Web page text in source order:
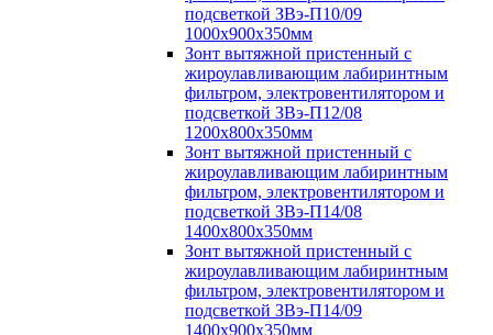
подсветкой ЗВэ-П10/09
1000х900х350мм
Зонт вытяжной пристенный с
жироулавливающим лабиринтным
фильтром, электровентилятором и
подсветкой ЗВэ-П12/08
1200х800х350мм
Зонт вытяжной пристенный с
жироулавливающим лабиринтным
фильтром, электровентилятором и
подсветкой ЗВэ-П14/08
1400х800х350мм
Зонт вытяжной пристенный с
жироулавливающим лабиринтным
фильтром, электровентилятором и
подсветкой ЗВэ-П14/09
1400х900х350мм